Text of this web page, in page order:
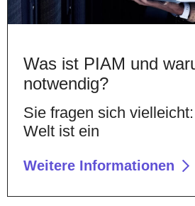
Was ist PIAM und
notwendig?
Sie fragen sich
Welt ist ein
Weitere Informationen